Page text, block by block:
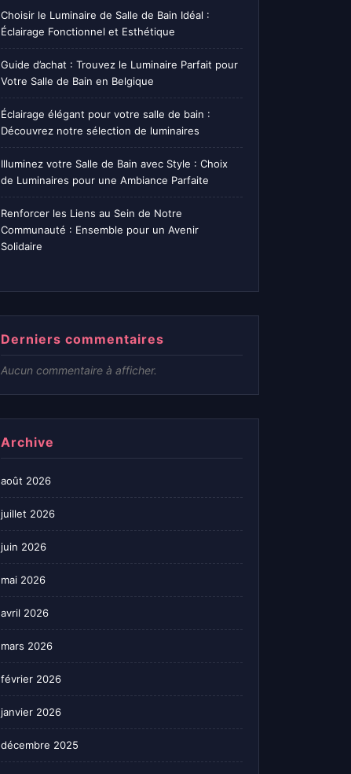
Choisir le Luminaire de Salle de Bain Idéal :
Éclairage Fonctionnel et Esthétique
Guide d’achat : Trouvez le Luminaire Parfait pour
Votre Salle de Bain en Belgique
Éclairage élégant pour votre salle de bain :
Découvrez notre sélection de luminaires
Illuminez votre Salle de Bain avec Style : Choix
de Luminaires pour une Ambiance Parfaite
Renforcer les Liens au Sein de Notre
Communauté : Ensemble pour un Avenir
Solidaire
Derniers commentaires
Aucun commentaire à afficher.
Archive
août 2026
juillet 2026
juin 2026
mai 2026
avril 2026
mars 2026
février 2026
janvier 2026
décembre 2025